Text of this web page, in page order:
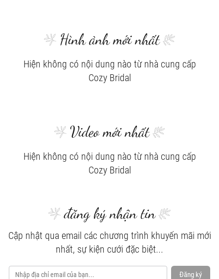
Hình ảnh mới nhất
Hiện không có nội dung nào từ nhà cung cấp
Cozy Bridal
Video mới nhất
Hiện không có nội dung nào từ nhà cung cấp
Cozy Bridal
đăng ký nhận tin
Cập nhật qua email các chương trình khuyến mãi mới
nhất, sự kiện cưới đặc biệt...
Đăng ký